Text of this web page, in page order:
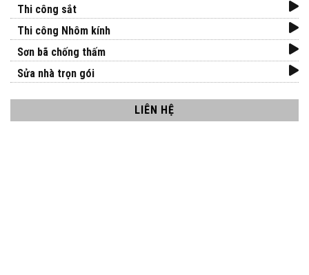
Thi công sắt
Thi công Nhôm kính
Sơn bã chống thấm
Sửa nhà trọn gói
LIÊN HỆ